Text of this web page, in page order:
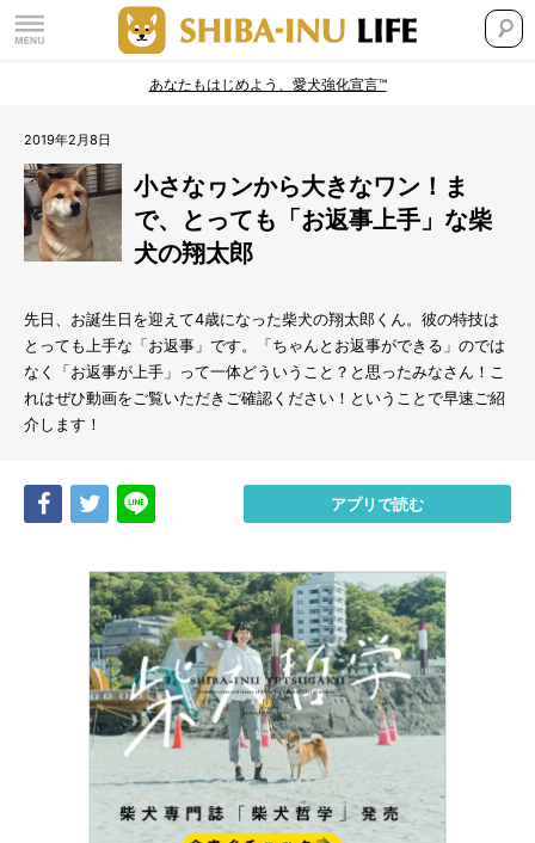
あなたもはじめよう、愛犬強化宣言™
2019年2月8日
小さなヮンから大きなワン！ま
で、とっても「お返事上手」な柴
犬の翔太郎
先日、お誕生日を迎えて4歳になった柴犬の翔太郎くん。彼の特技は
とっても上手な「お返事」です。「ちゃんとお返事ができる」のでは
なく「お返事が上手」って一体どういうこと？と思ったみなさん！こ
れはぜひ動画をご覧いただきご確認ください！ということで早速ご紹
介します！
Share Tweet アプリで読む